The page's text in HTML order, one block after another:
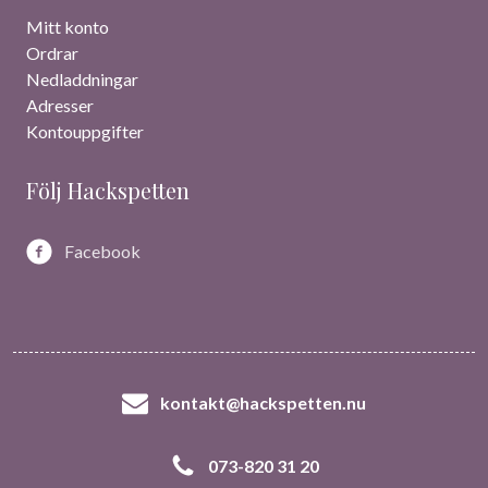
Mitt konto
Ordrar
Nedladdningar
Adresser
Kontouppgifter
Följ Hackspetten
Facebook
kontakt@hackspetten.nu
073-820 31 20